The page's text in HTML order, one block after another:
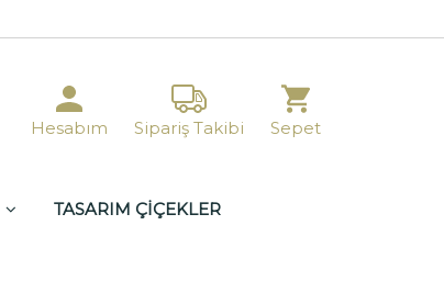
Hesabım Sipariş Takibi Sepet
TASARIM ÇİÇEKLER